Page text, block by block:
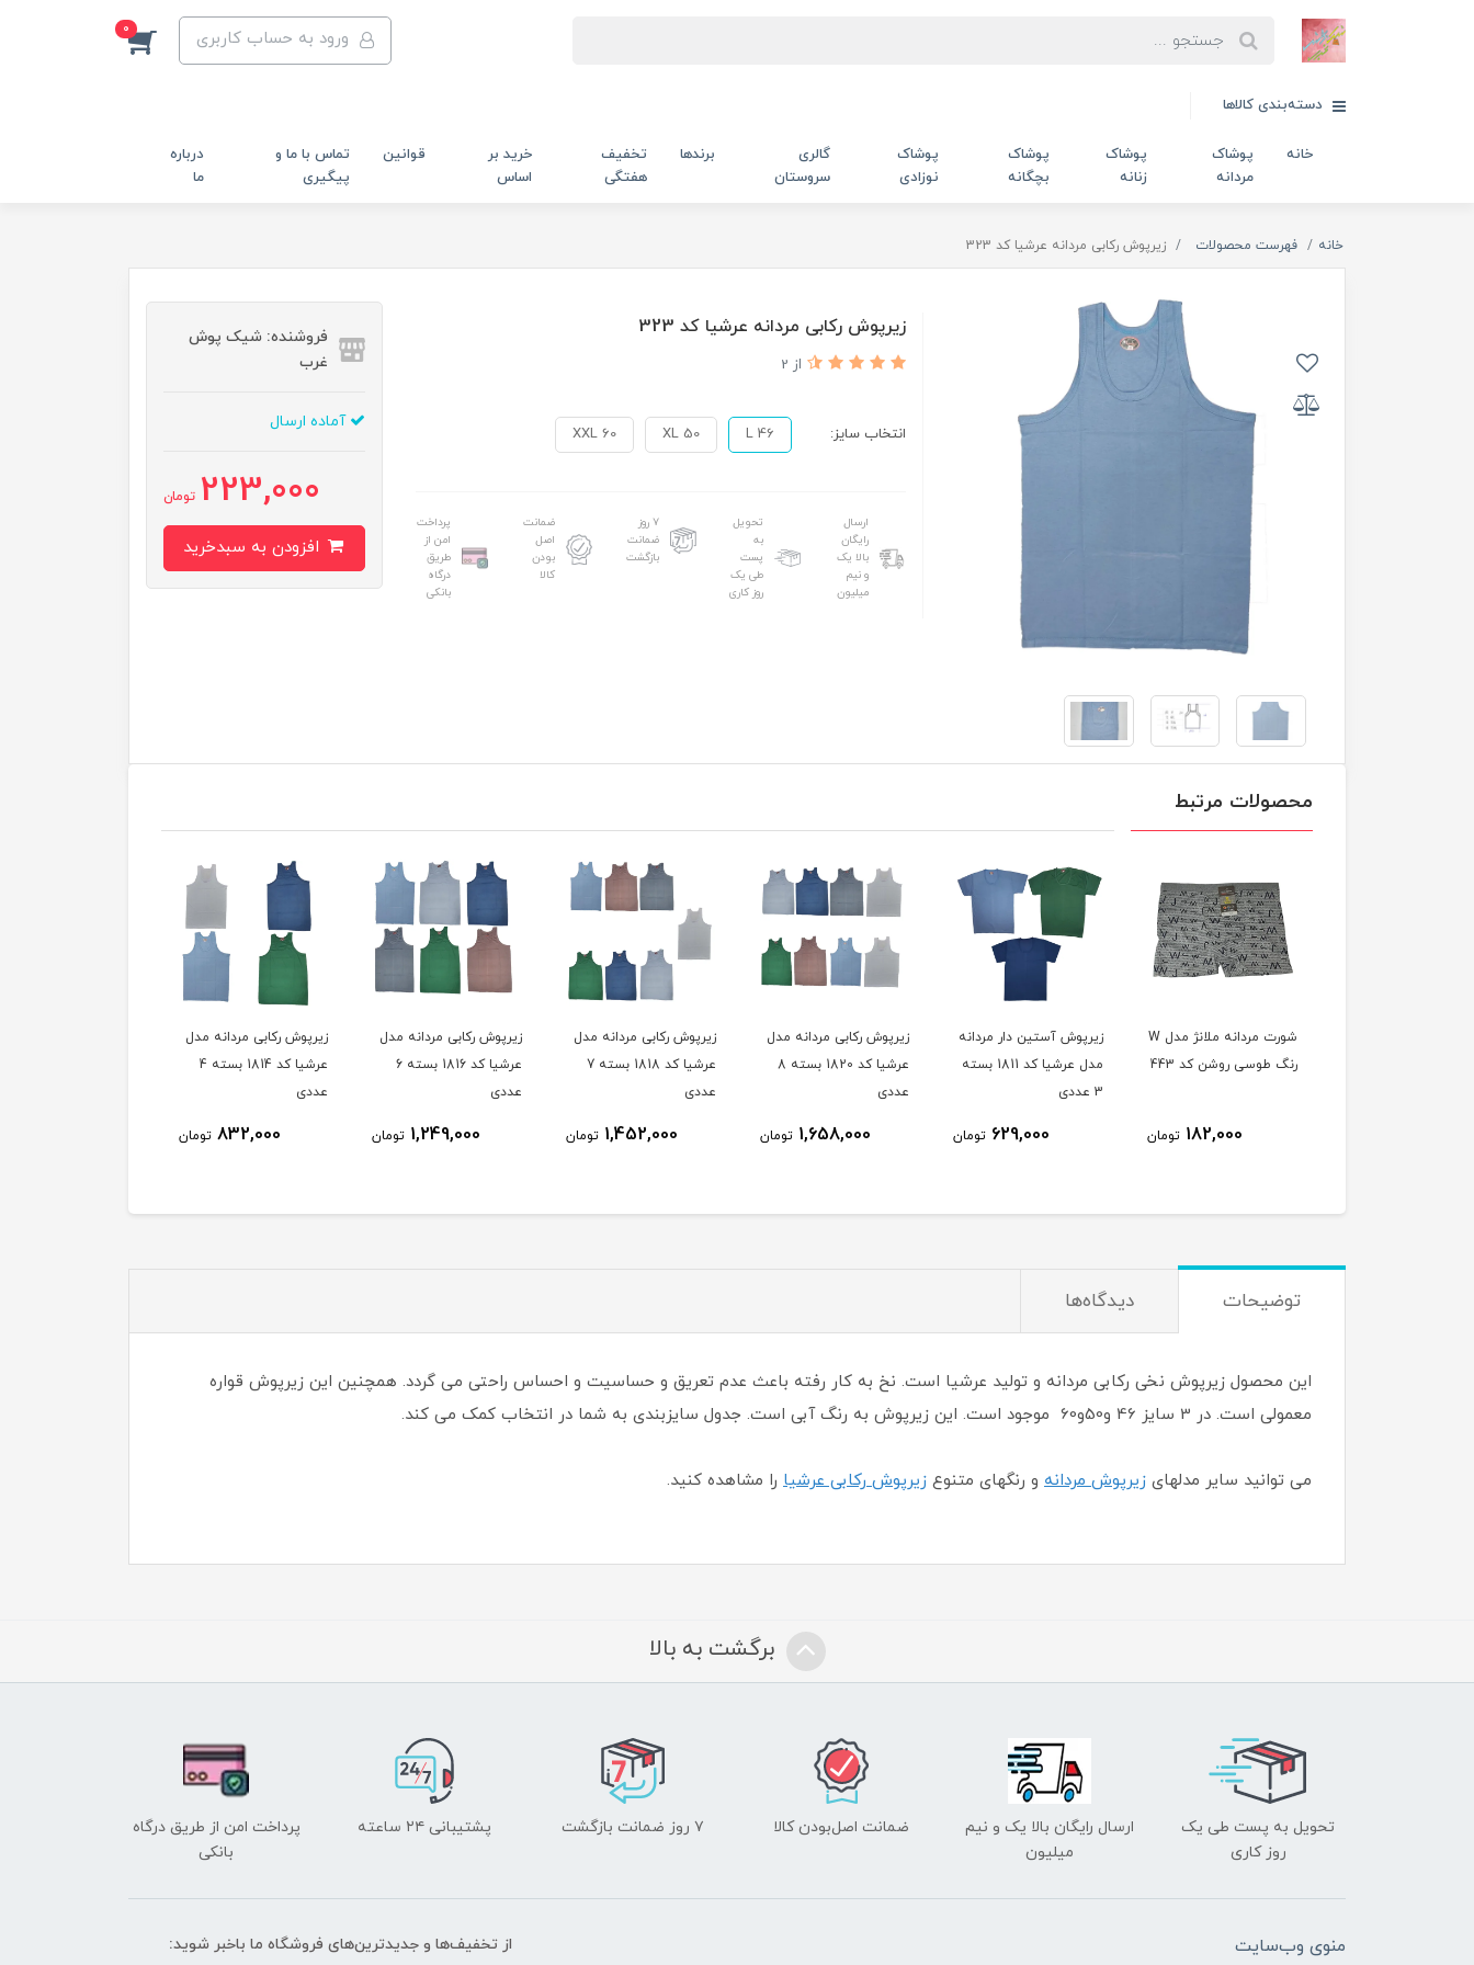
ورود به حساب کاربری 0
دسته‌بندی کالاها
خانه
پوشاک
مردانه
پوشاک
زنانه
پوشاک
بچگانه
پوشاک
نوزادی
گالری
سروستان
برندها
تخفیف
هفتگی
خرید بر
اساس
قوانین
تماس با ما و
پیگیری
درباره
ما
خانه فهرست محصولات زیرپوش رکابی مردانه عرشیا کد 323
زیرپوش رکابی مردانه عرشیا کد 323
از 2
انتخاب سایز: L 46
XL 50
XXL 60
ارسال
رایگان
بالا یک
و نیم
میلیون
تحویل
به
پست
طی یک
روز کاری
۷ روز
ضمانت
بازگشت
ضمانت
اصل
بودن
کالا
پرداخت
امن از
طریق
درگاه
بانکی
فروشنده: شیک پوش
غرب
آماده ارسال
223,000 تومان
محصولات مرتبط
شورت مردانه ملانژ مدل W
رنگ طوسی روشن کد 443
182,000 تومان
زیرپوش آستین دار مردانه
مدل عرشیا کد 1811 بسته
3 عددی
629,000 تومان
زیرپوش رکابی مردانه مدل
عرشیا کد 1820 بسته 8
عددی
1,658,000 تومان
زیرپوش رکابی مردانه مدل
عرشیا کد 1818 بسته 7
عددی
1,452,000 تومان
زیرپوش رکابی مردانه مدل
عرشیا کد 1816 بسته 6
عددی
1,249,000 تومان
زیرپوش رکابی مردانه مدل
عرشیا کد 1814 بسته 4
عددی
832,000 تومان
توضیحات دیدگاه‌ها
این محصول زیرپوش نخی رکابی مردانه و تولید عرشیا است. نخ به کار رفته باعث عدم تعریق و حساسیت و احساس راحتی می گردد. همچنین این زیرپوش قواره
معمولی است. در 3 سایز 46 و50و60 موجود است. این زیرپوش به رنگ آبی است. جدول سایزبندی به شما در انتخاب کمک می کند.
می توانید سایر مدلهای زیرپوش مردانه و رنگهای متنوع زیرپوش رکابی عرشیا را مشاهده کنید.
برگشت به بالا
تحویل به پست طی یک
روز کاری
ارسال رایگان بالا یک و نیم
میلیون
ضمانت اصل‌بودن کالا ۷ روز ضمانت بازگشت پشتیبانی ۲۴ ساعته
پرداخت امن از طریق درگاه
بانکی
منوی وب‌سایت از تخفیف‌ها و جدیدترین‌های فروشگاه ما باخبر شوید: